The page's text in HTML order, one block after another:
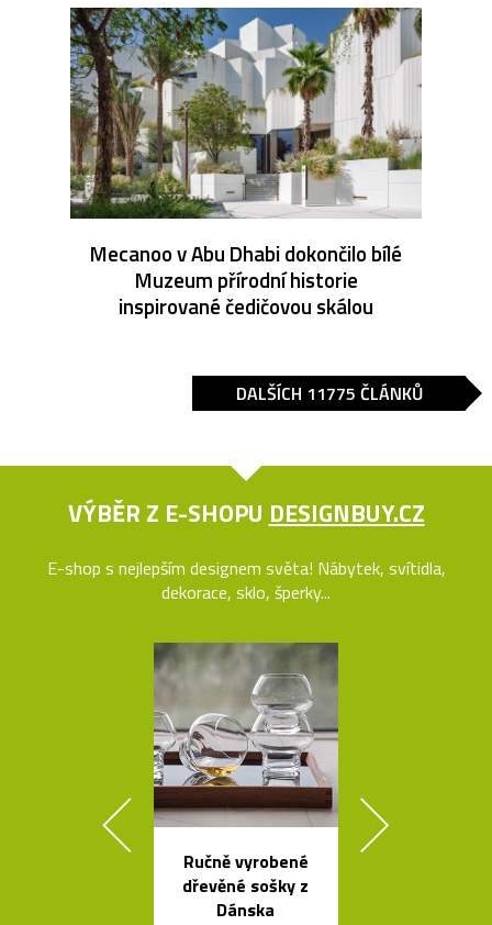
Mecanoo v Abu Dhabi dokončilo bílé
Muzeum přírodní historie
inspirované čedičovou skálou
DALŠÍCH 11775 ČLÁNKŮ
VÝBĚR Z E-SHOPU DESIGNBUY.CZ
E-shop s nejlepším designem světa! Nábytek, svítidla,
dekorace, sklo, šperky...
Ručně vyrobené
dřevěné sošky z
Dánska